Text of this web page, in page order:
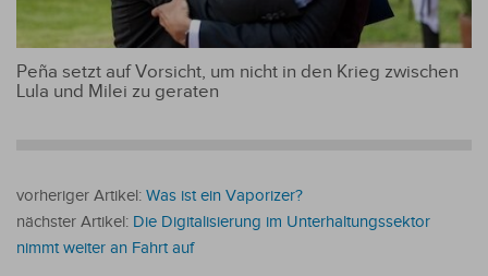
Peña setzt auf Vorsicht, um nicht in den Krieg zwischen
Lula und Milei zu geraten
vorheriger Artikel: Was ist ein Vaporizer?
nächster Artikel: Die Digitalisierung im Unterhaltungssektor
nimmt weiter an Fahrt auf